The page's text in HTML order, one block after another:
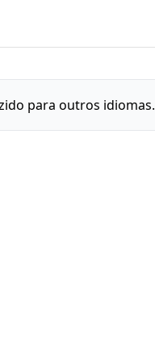
para outros idiomas.